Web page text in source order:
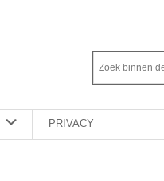
Rechts
Z
o
e
k
Z
o
k
b
PRIVACY